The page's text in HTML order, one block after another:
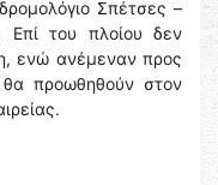
Σπέτσες –
Επί του πλοίου δεν
ενώ ανέμεναν προς
θα προωθηθούν στον